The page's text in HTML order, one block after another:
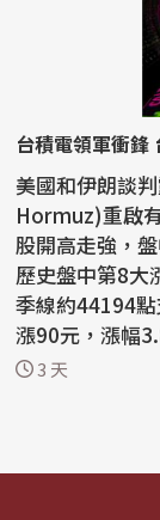
台積電領軍衝鋒
美國和伊朗談
Hormuz)重啟
股開高走強，
歷史盤中第8大
季線約44194點支撐。 權王台積電最
漲90元，漲幅
截至...
3 天